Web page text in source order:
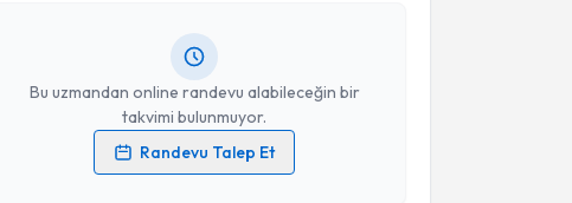
Bu uzmandan online randevu alabileceğin bir
takvimi bulunmuyor.
Randevu Talep Et
Kişisel verilerimin işlenmesine ilişkinAydınlatma Metni